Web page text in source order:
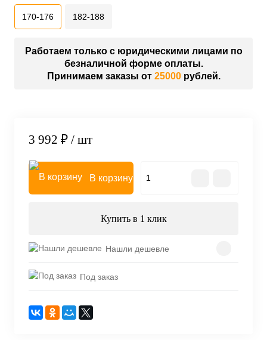
170-176 182-188
Работаем только с юридическими лицами по
безналичной форме оплаты.
Принимаем заказы от 25000рублей.
3 992 ₽ / шт
В корзину
Купить в 1 клик
Нашли дешевле
Под заказ